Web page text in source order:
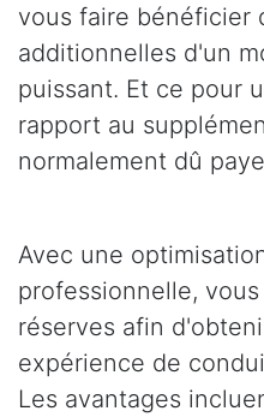
vous faire bénéficier
additionnelles d'un
puissant. Et ce pour
rapport au
normalement dû
Avec une
professionnelle,
réserves afin
expérience de
Les avantages